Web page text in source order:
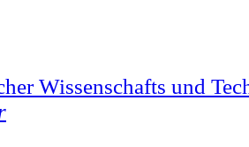
Wissenschafts und